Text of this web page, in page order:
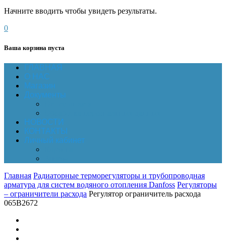
Начните вводить чтобы увидеть результаты.
0
Ваша корзина пуста
ГЛАВНАЯ
О НАС
Магазин
Документы
НОВОСТИ
КОНТАКТЫ
Личный кабинет
Главная Радиаторные терморегуляторы и трубопроводная
арматура для систем водяного отопления Danfoss Регуляторы
– ограничители расхода Регулятор ограничитель расхода
065B2672